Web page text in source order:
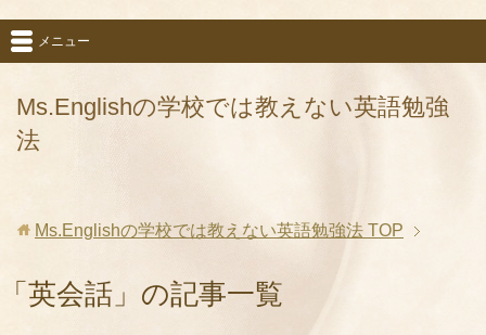
Ms.Englishの学校では教えない英語勉強
法
メニュー
Ms.Englishの学校では教えない英語勉強法 TOP
「英会話」の記事一覧